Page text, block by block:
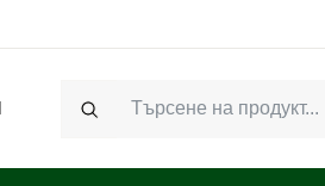
Search